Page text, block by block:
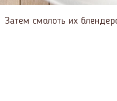
Затем смолоть их